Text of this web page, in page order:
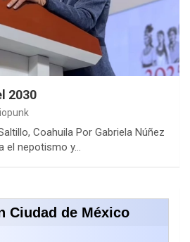
2030
Coahuila Por Gabriela Núñez
el nepotismo y…
Ciudad de México